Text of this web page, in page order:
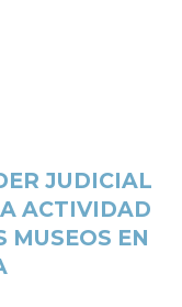
JUDICIAL
ACTIVIDAD
MUSEOS EN